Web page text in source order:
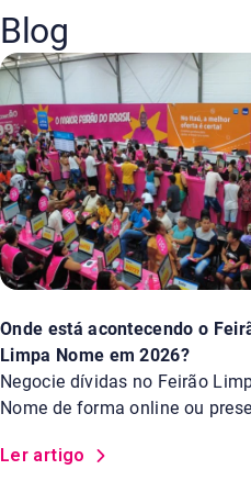
Blog
Onde está acontecendo o
Limpa Nome em 2026?
Negocie dívidas no Feirão
Nome de forma online ou
Ler artigo